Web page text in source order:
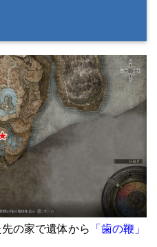
の家で遺体から
「歯の鞭」